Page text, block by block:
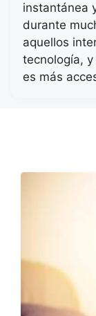
instantánea
durante
aquellos
tecnología,
es más